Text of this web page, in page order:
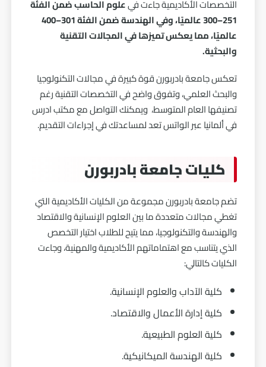
التخصصات الأكاديمية جاءت فيعلوم الحاسب ضمن الفئة
251–300 عالميًا، وفي الهندسة ضمن الفئة 301–400
عالميًا، مما يعكس تميزها في المجالات التقنية
والبحثية.
تعكس جامعة بادربورن قوة كبيرة في مجالات التكنولوجيا
والبحث العلمي، وتفوق واضح في التخصصات التقنية رغم
تصنيفها العام المتوسط، ويمكنك التواصل مع مكتب ادرس
في ألمانيا عبر الواتس تعد لمساعدتك في إجراءات التقديم.
كليات جامعة بادربورن
تضم جامعة بادربورن مجموعة من الكليات الأكاديمية التي
تغطي مجالات متعددة ما بين العلوم الإنسانية والاقتصاد
والهندسة والتكنولوجيا، مما يتيح للطلاب اختيار التخصص
الذي يتناسب مع اهتماماتهم الأكاديمية والمهنية، وجاءت
الكليات كالتالي:
كلية الآداب والعلوم الإنسانية.
كلية إدارة الأعمال والاقتصاد.
كلية العلوم الطبيعية.
كلية الهندسة الميكانيكية.